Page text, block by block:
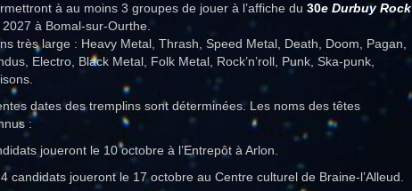
à au moins 3 groupes de jouer à l’affiche du 30e Durbuy Rock
à Bomal-sur-Ourthe.
très large : Heavy Metal, Thrash, Speed Metal, Death, Doom, Pagan,
Electro, Black Metal, Folk Metal, Rock’n’roll, Punk, Ska-punk,
dates des tremplins sont déterminées. Les noms des têtes
:
joueront le 10 octobre à l’Entrepôt à Arlon.
joueront le 17 octobre au Centre culturel de Braine-l’Alleud.